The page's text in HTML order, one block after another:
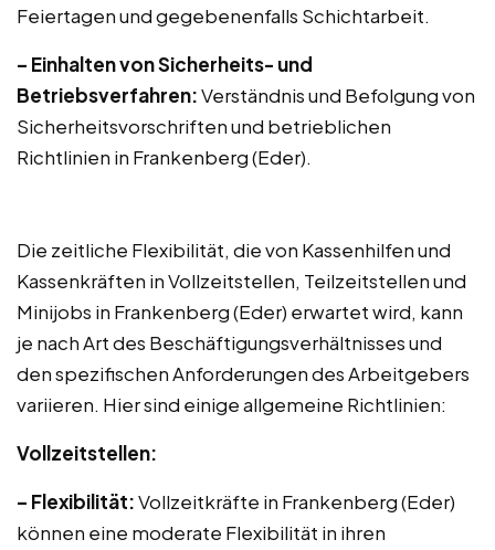
Feiertagen und gegebenenfalls Schichtarbeit.
– Einhalten von Sicherheits- und
Betriebsverfahren:Verständnis und Befolgung von
Sicherheitsvorschriften und betrieblichen
Richtlinien in Frankenberg (Eder).
Die zeitliche Flexibilität, die von Kassenhilfen und
Kassenkräften in Vollzeitstellen, Teilzeitstellen und
Minijobs in Frankenberg (Eder) erwartet wird, kann
je nach Art des Beschäftigungsverhältnisses und
den spezifischen Anforderungen des Arbeitgebers
variieren. Hier sind einige allgemeine Richtlinien:
Vollzeitstellen:
– Flexibilität:Vollzeitkräfte in Frankenberg (Eder)
können eine moderate Flexibilität in ihren